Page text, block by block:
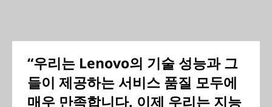
“우리는 Lenovo의 기술 성능과 그
들이 제공하는 서비스 품질 모두에
매우 만족합니다. 이제 우리는 지능